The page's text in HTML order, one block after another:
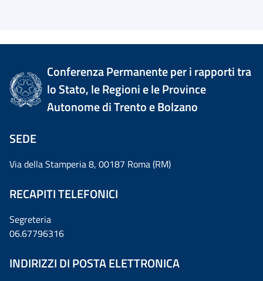
Conferenza Permanente per i rapporti tra
lo Stato, le Regioni e le Province
Autonome di Trento e Bolzano
SEDE
Via della Stamperia 8, 00187 Roma (RM)
RECAPITI TELEFONICI
Segreteria
06.67796316
INDIRIZZI DI POSTA ELETTRONICA